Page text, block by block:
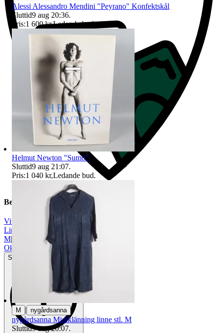
Beskrivning
Vit
Lin/linne
M|
Okej använt skick
Synliga tecken på slitage
Alessi Alessandro Mendini "Peyrano" Konfektskål
Sluttid9 aug 20:36.
Pris:1 600 kr,Ledande bud.
Helmut Newton "Sumo"
Sluttid9 aug 21:07.
Pris:1 040 kr,Ledande bud.
M | nygårdsanna
nygårdsanna Midiklänning linne stl. M
Sluttid9 aug 20:07.